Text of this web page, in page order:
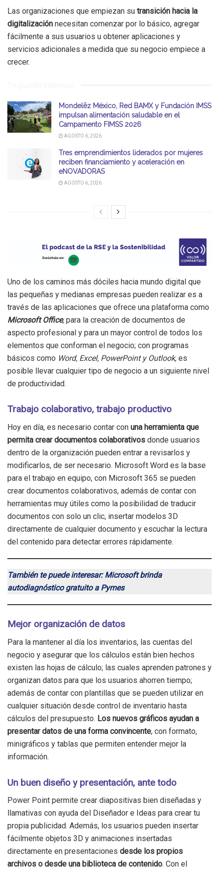
Las organizaciones que empiezan su transición hacia la
digitalización necesitan comenzar por lo básico, agregar
fácilmente a sus usuarios u obtener aplicaciones y
servicios adicionales a medida que su negocio empiece a
crecer.
Te puede interesar
Mondelēz México, Red BAMX y Fundación IMSS
impulsan alimentación saludable en el
Campamento FIMSS 2026
AGOSTO 6, 2026
Tres emprendimientos liderados por mujeres
reciben financiamiento y aceleración en
eNOVADORAS
AGOSTO 6, 2026
Uno de los caminos más dóciles hacia mundo digital que
las pequeñas y medianas empresas pueden realizar es a
través de las aplicaciones que ofrece una plataforma como
Microsoft Office, para la creación de documentos de
aspecto profesional y para un mayor control de todos los
elementos que conforman el negocio; con programas
básicos como Word, Excel, PowerPoint y Outlook, es
posible llevar cualquier tipo de negocio a un siguiente nivel
de productividad.
Trabajo colaborativo, trabajo productivo
Hoy en día, es necesario contar con una herramienta que
permita crear documentos colaborativos donde usuarios
dentro de la organización pueden entrar a revisarlos y
modificarlos, de ser necesario. Microsoft Word es la base
para el trabajo en equipo, con Microsoft 365 se pueden
crear documentos colaborativos, además de contar con
herramientas muy útiles como la posibilidad de traducir
documentos con solo un clic, insertar modelos 3D
directamente de cualquier documento y escuchar la lectura
del contenido para detectar errores rápidamente.
También te puede interesar: Microsoft brinda
autodiagnóstico gratuito a Pymes
Mejor organización de datos
Para la mantener al día los inventarios, las cuentas del
negocio y asegurar que los cálculos están bien hechos
existen las hojas de cálculo; las cuales aprenden patrones y
organizan datos para que los usuarios ahorren tiempo;
además de contar con plantillas que se pueden utilizar en
cualquier situación desde control de inventario hasta
cálculos del presupuesto. Los nuevos gráficos ayudan a
presentar datos de una forma convincente, con formato,
minigráficos y tablas que permiten entender mejor la
información.
Un buen diseño y presentación, ante todo
Power Point permite crear diapositivas bien diseñadas y
llamativas con ayuda del Diseñador e Ideas para crear tu
propia publicidad. Además, los usuarios pueden insertar
fácilmente objetos 3D y animaciones insertadas
directamente en presentaciones desde los propios
archivos o desde una biblioteca de contenido. Con el